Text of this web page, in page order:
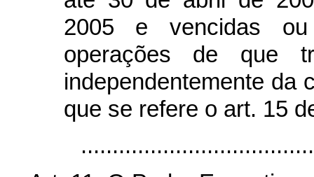
2005 e vencidas
operações de
independentemente da
que se refere o art. 15